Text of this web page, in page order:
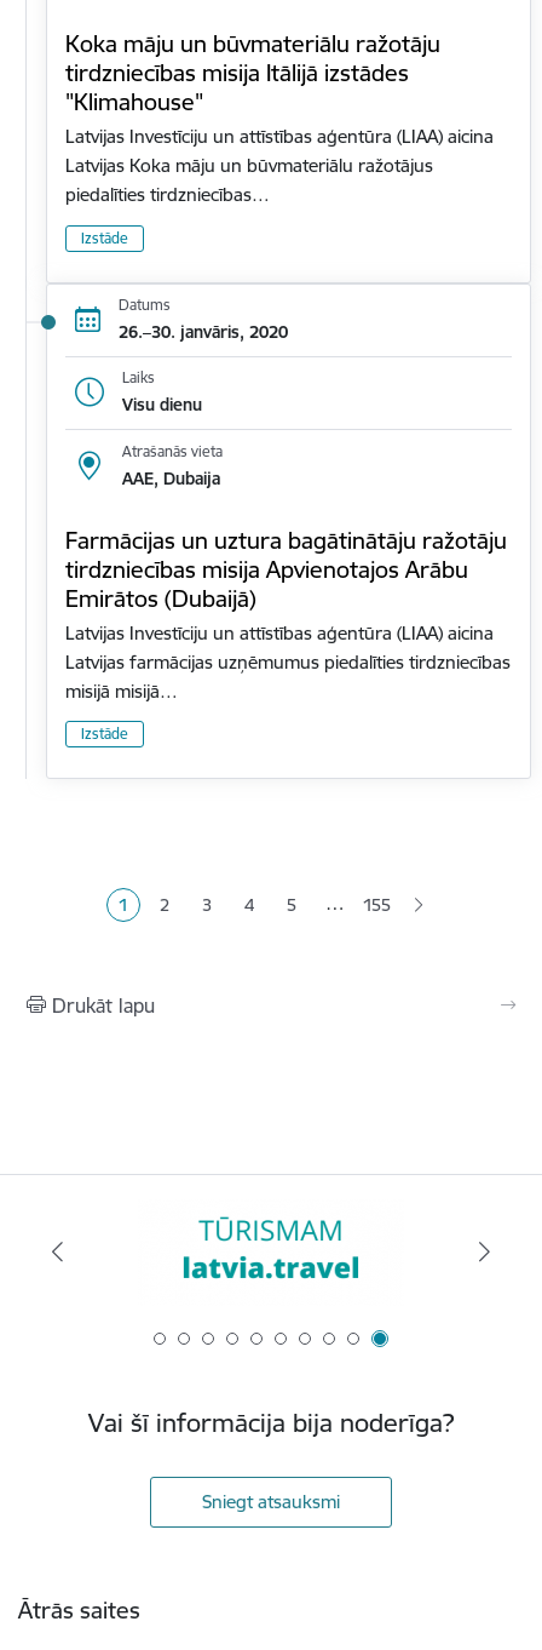
Koka māju un būvmateriālu ražotāju
tirdzniecības misija Itālijā izstādes
"Klimahouse"
Latvijas Investīciju un attīstības aģentūra (LIAA) aicina
Latvijas Koka māju un būvmateriālu ražotājus
piedalīties tirdzniecības…
Izstāde
Datums
26.–30. janvāris, 2020
Laiks
Visu dienu
Atrašanās vieta
AAE, Dubaija
Farmācijas un uztura bagātinātāju ražotāju
tirdzniecības misija Apvienotajos Arābu
Emirātos (Dubaijā)
Latvijas Investīciju un attīstības aģentūra (LIAA) aicina
Latvijas farmācijas uzņēmumus piedalīties tirdzniecības
misijā misijā…
Izstāde
Pašreizējā lapa
1 Lapa
2 Lapa
3 Lapa
4 Lapa
5 … 155
Drukāt lapu
Vai šī informācija bija noderīga?
Sniegt atsauksmi
Ātrās saites